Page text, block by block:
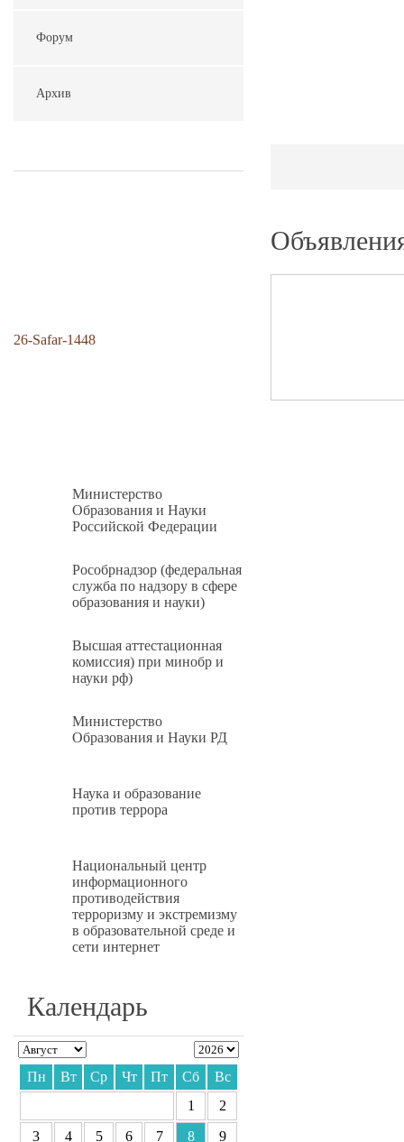
Форум
Архив
26-Safar-1448
Министерство
Образования и Науки
Российской Федерации
Рособрнадзор (федеральная
служба по надзору в сфере
образования и науки)
Высшая аттестационная
комиссия) при минобр и
науки рф)
Министерство
Образования и Науки РД
Наука и образование
против террора
Национальный центр
информационного
противодействия
терроризму и экстремизму
в образовательной среде и
сети интернет
Календарь
Пн Вт Ср Чт Пт Сб
Вс
1
2
3
4 5 6 7 8 9